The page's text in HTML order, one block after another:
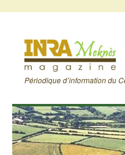
Périodique d’information du